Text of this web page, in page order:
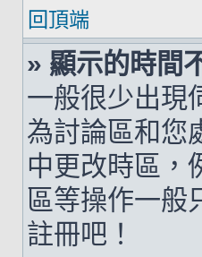
回頂端
» 顯示的時間
一般很少出現
為討論區和您
中更改時區，
區等操作一般
註冊吧！